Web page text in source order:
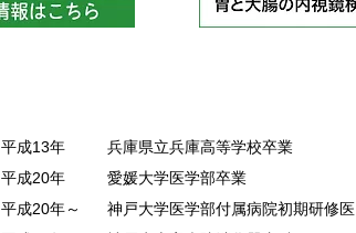
平成13年
兵庫県立兵庫高等学校卒業
平成20年
愛媛大学医学部卒業
平成20年～
神戸大学医学部付属病院初期研修医